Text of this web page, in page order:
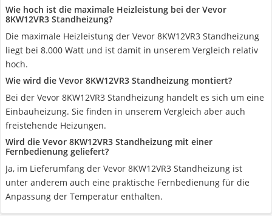
Wie hoch ist die maximale Heizleistung bei der Vevor
8KW12VR3 Standheizung?
Die maximale Heizleistung der Vevor 8KW12VR3 Standheizung
liegt bei 8.000 Watt und ist damit in unserem Vergleich relativ
hoch.
Wie wird die Vevor 8KW12VR3 Standheizung montiert?
Bei der Vevor 8KW12VR3 Standheizung handelt es sich um eine
Einbauheizung. Sie finden in unserem Vergleich aber auch
freistehende Heizungen.
Wird die Vevor 8KW12VR3 Standheizung mit einer
Fernbedienung geliefert?
Ja, im Lieferumfang der Vevor 8KW12VR3 Standheizung ist
unter anderem auch eine praktische Fernbedienung für die
Anpassung der Temperatur enthalten.